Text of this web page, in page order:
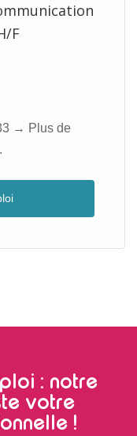
F
→ Plus de
: notre
votre
!